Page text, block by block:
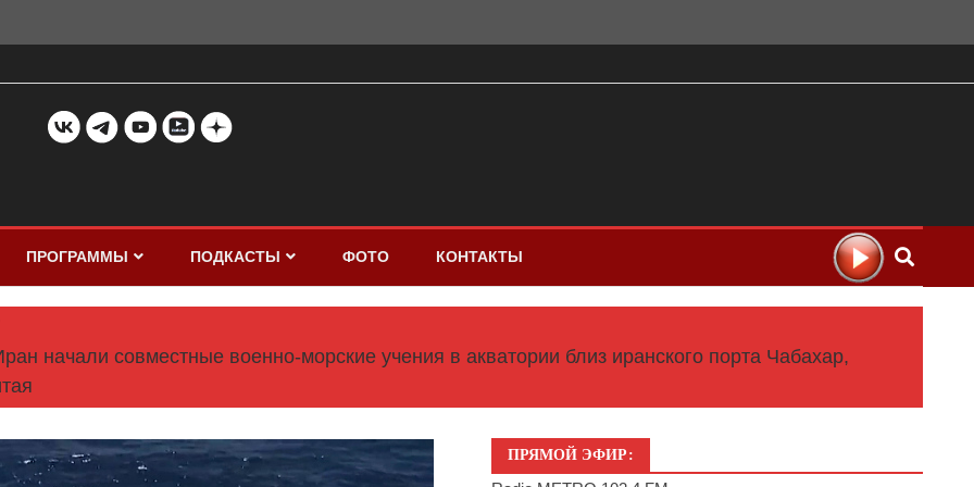
ПРОГРАММЫ ПОДКАСТЫ ФОТО КОНТАКТЫ
начали совместные военно-морские учения в акватории близ иранского порта Чабахар,
ПРЯМОЙ ЭФИР: